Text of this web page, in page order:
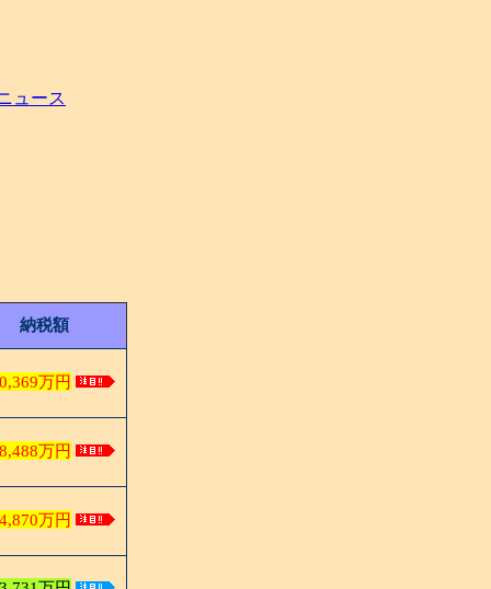
ュース
納税額
万円
万円
万円